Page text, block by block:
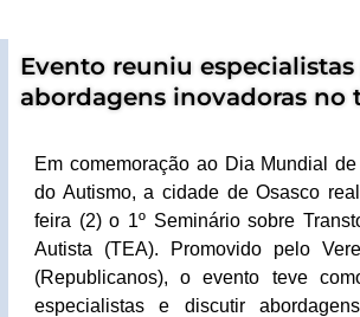
Evento reuniu
abordagens inovadoras no
Em comemoração ao Dia Mundial
do Autismo, a cidade de Osasco
feira (2) o 1º Seminário sobre
Autista (TEA).
Promovido pelo
(Republicanos), o evento teve
especialistas e discutir